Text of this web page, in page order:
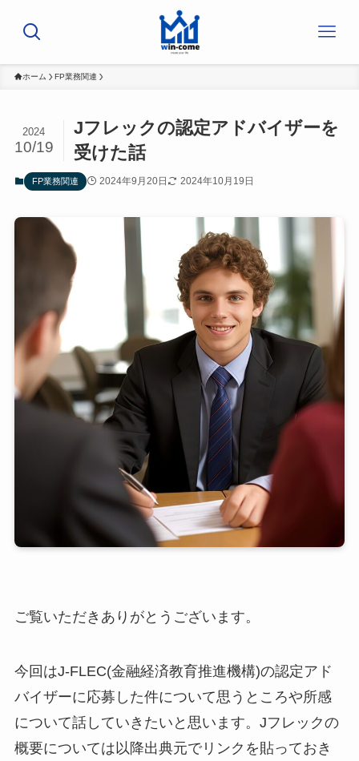
ホーム FP業務関連
Jフレックの認定アドバイザーを
受けた話
2024
10/19
FP業務関連 2024年9月20日 2024年10月19日
ご覧いただきありがとうございます。
今回はJ-FLEC(金融経済教育推進機構)の認定アド
バイザーに応募した件について思うところや所感
について話していきたいと思います。Jフレックの
概要については以降出典元でリンクを貼っておき